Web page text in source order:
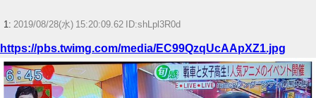
ｗ
【花騎士】叡智な顔つきで魔性さを持つアルテミシアへの反応！！！
1: 2019/08/28(水) 15:20:09.62 ID:shLpl3R0d
https://pbs.twimg.com/media/EC99QzqUcAApXZ1.jpg